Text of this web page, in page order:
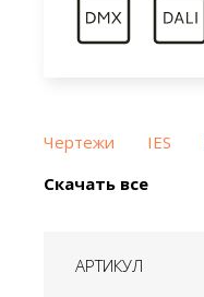
Чертежи IES
Скачать все
АРТИКУЛ